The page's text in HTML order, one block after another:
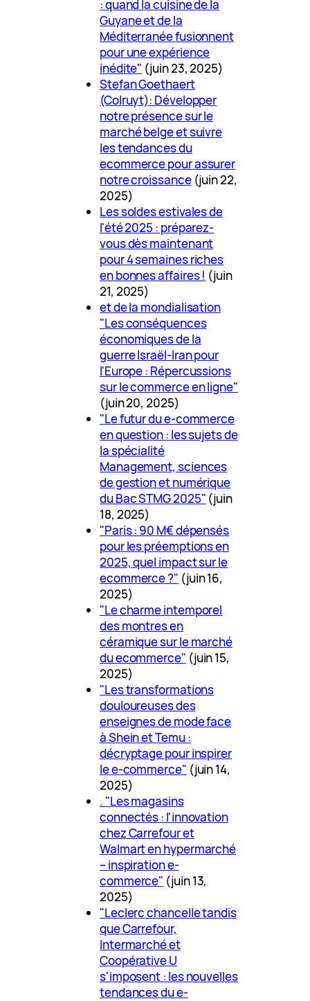
: quand la cuisine de la
Guyane et de la
Méditerranée fusionnent
pour une expérience
inédite" (juin 23, 2025)
Stefan Goethaert
(Colruyt): Développer
notre présence sur le
marché belge et suivre
les tendances du
ecommerce pour assurer
notre croissance (juin 22,
2025)
Les soldes estivales de
l'été 2025 : préparez-
vous dès maintenant
pour 4 semaines riches
en bonnes affaires ! (juin
21, 2025)
et de la mondialisation
"Les conséquences
économiques de la
guerre Israël-Iran pour
l'Europe : Répercussions
sur le commerce en ligne"
(juin 20, 2025)
"Le futur du e-commerce
en question : les sujets de
la spécialité
Management, sciences
de gestion et numérique
du Bac STMG 2025" (juin
18, 2025)
"Paris : 90 M€ dépensés
pour les préemptions en
2025, quel impact sur le
ecommerce ?" (juin 16,
2025)
"Le charme intemporel
des montres en
céramique sur le marché
du ecommerce" (juin 15,
2025)
"Les transformations
douloureuses des
enseignes de mode face
à Shein et Temu :
décryptage pour inspirer
le e-commerce" (juin 14,
2025)
. "Les magasins
connectés : l'innovation
chez Carrefour et
Walmart en hypermarché
– inspiration e-
commerce" (juin 13,
2025)
"Leclerc chancelle tandis
que Carrefour,
Intermarché et
Coopérative U
s'imposent : les nouvelles
tendances du e-